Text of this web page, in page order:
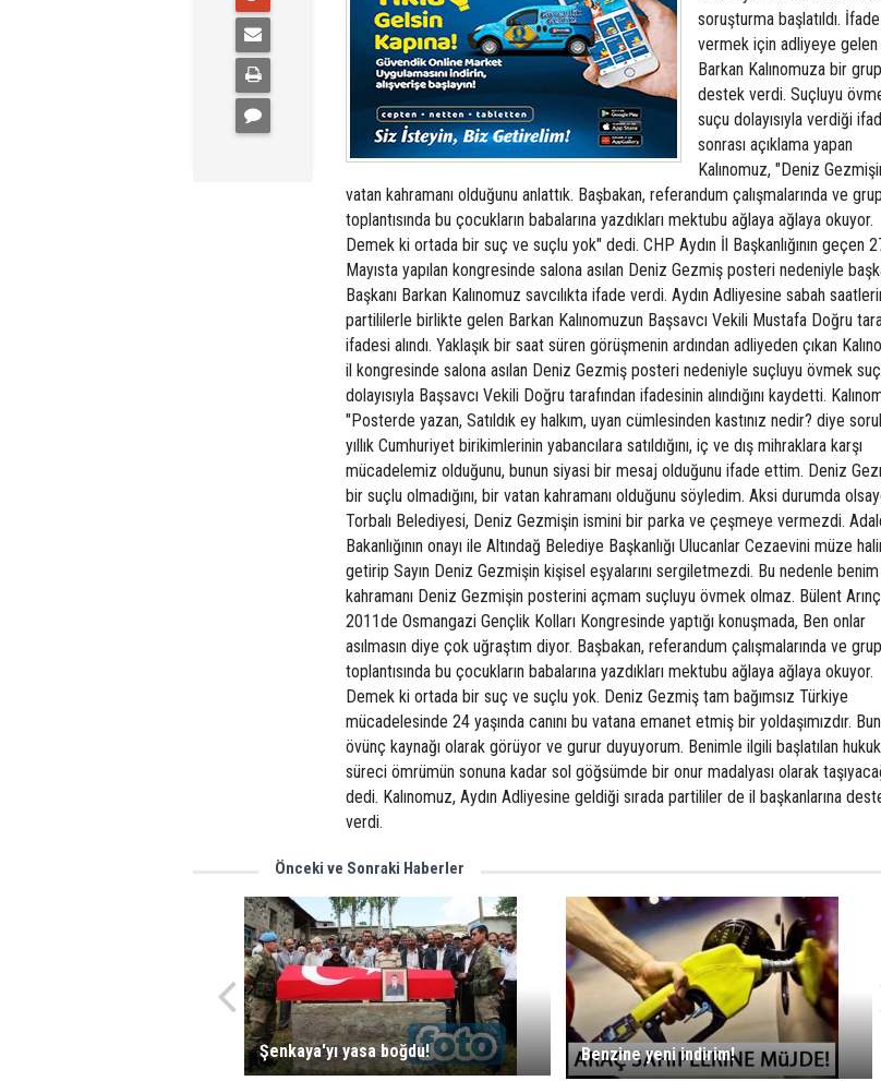
soruşturma başlatıldı. İfade
vermek için adliyeye gelen
Barkan Kalınomuza bir
destek verdi. Suçluyu
suçu dolayısıyla verdiği
sonrası açıklama yapan
Kalınomuz, "Deniz
vatan kahramanı olduğunu anlattık. Başbakan, referandum çalışmalarında ve grup
toplantısında bu çocukların babalarına yazdıkları mektubu ağlaya ağlaya okuyor.
Demek ki ortada bir suç ve suçlu yok" dedi. CHP Aydın İl Başkanlığının geçen
Mayısta yapılan kongresinde salona asılan Deniz Gezmiş posteri nedeniyle
Başkanı Barkan Kalınomuz savcılıkta ifade verdi. Aydın Adliyesine sabah
partililerle birlikte gelen Barkan Kalınomuzun Başsavcı Vekili Mustafa Doğru
ifadesi alındı. Yaklaşık bir saat süren görüşmenin ardından adliyeden çıkan
il kongresinde salona asılan Deniz Gezmiş posteri nedeniyle suçluyu övmek
dolayısıyla Başsavcı Vekili Doğru tarafından ifadesinin alındığını kaydetti.
"Posterde yazan, Satıldık ey halkım, uyan cümlesinden kastınız nedir? diye
yıllık Cumhuriyet birikimlerinin yabancılara satıldığını, iç ve dış mihraklara karşı
mücadelemiz olduğunu, bunun siyasi bir mesaj olduğunu ifade ettim. Deniz
bir suçlu olmadığını, bir vatan kahramanı olduğunu söyledim. Aksi durumda
Torbalı Belediyesi, Deniz Gezmişin ismini bir parka ve çeşmeye vermezdi.
Bakanlığının onayı ile Altındağ Belediye Başkanlığı Ulucanlar Cezaevini müze
getirip Sayın Deniz Gezmişin kişisel eşyalarını sergiletmezdi. Bu nedenle
kahramanı Deniz Gezmişin posterini açmam suçluyu övmek olmaz. Bülent Arınç
2011de Osmangazi Gençlik Kolları Kongresinde yaptığı konuşmada, Ben onlar
asılmasın diye çok uğraştım diyor. Başbakan, referandum çalışmalarında ve grup
toplantısında bu çocukların babalarına yazdıkları mektubu ağlaya ağlaya okuyor.
Demek ki ortada bir suç ve suçlu yok. Deniz Gezmiş tam bağımsız Türkiye
mücadelesinde 24 yaşında canını bu vatana emanet etmiş bir yoldaşımızdır.
övünç kaynağı olarak görüyor ve gurur duyuyorum. Benimle ilgili başlatılan
süreci ömrümün sonuna kadar sol göğsümde bir onur madalyası olarak
dedi. Kalınomuz, Aydın Adliyesine geldiği sırada partililer de il başkanlarına
verdi.
Önceki ve Sonraki Haberler
Şenkaya'yı yasa boğdu! Benzine yeni indirim!